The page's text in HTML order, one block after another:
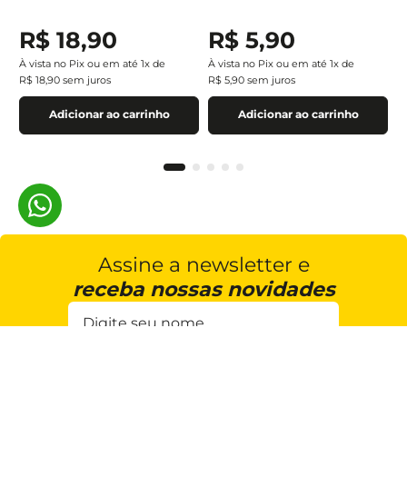
R$ 18,90
À vista no Pix ou em até 1x de
R$ 18,90 sem juros
Adicionar ao carrinho
R$ 5,90
À vista no Pix ou em até 1x de
R$ 5,90 sem juros
Adicionar ao carrinho
Assine a newsletter e
receba nossas novidades